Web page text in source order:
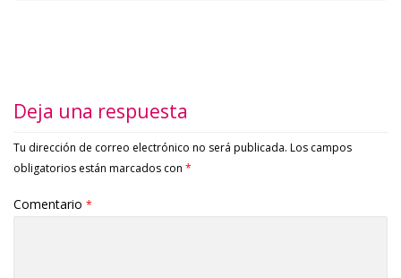
Deja una respuesta
Tu dirección de correo electrónico no será publicada. Los campos
obligatorios están marcados con *
Comentario *